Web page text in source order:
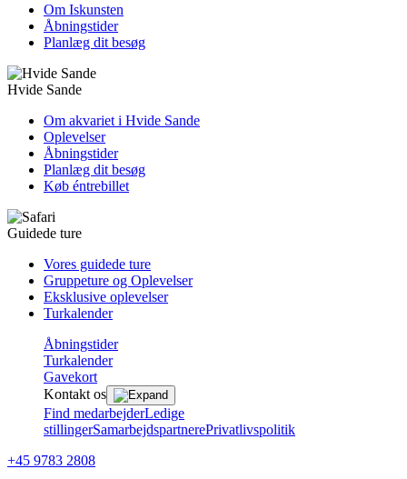
Om Iskunsten
Åbningstider
Planlæg dit besøg
Hvide Sande
Om akvariet i Hvide Sande
Oplevelser
Åbningstider
Planlæg dit besøg
Køb éntrebillet
Guidede ture
Vores guidede ture
Gruppeture og Oplevelser
Eksklusive oplevelser
Turkalender
Åbningstider
Turkalender
Gavekort
Kontakt os
Find medarbejderLedige
stillingerSamarbejdspartnerePrivatlivspolitik
+45 9783 2808